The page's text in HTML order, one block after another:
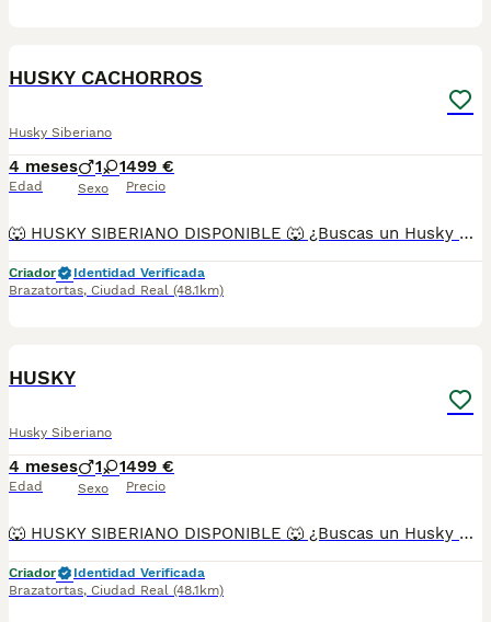
HUSKY CACHORROS
Husky Siberiano
4 meses
Edad
1 1
Sexo
499 €
Precio
🐺 HUSKY SIBERIANO DISPONIBLE 🐺 ¿Buscas un Husky espectacular, equilibrado y criado con todas las garantías? Disponemos de preciosos cachorros Husky Siberiano criados en un entorno familiar, con máxima atención a su salud, socialización y bienestar. ✅ Entrega en toda España ✅ Pago contra reembolso ✅ Microchip implantado ✅ Cartilla sanitaria oficial ✅ Vacunaciones al día según edad ✅ Desparasitaciones internas y externas ✅ Cachorros completamente socializados ✅ Acostumbrados al contacto diario con personas ✅ Iniciados en hábitos de higiene ✅ Padres sanos, equilibrados y de excelente carácter Nuestros cachorros destacan por su belleza, carácter noble y excelente adaptación a la vida familiar. 📞 Información y reservas: 622 680 372 Atención personalizada antes, durante y después de la entrega. ¡Consúltanos sin compromiso!
Criador
Identidad Verificada
Brazatortas, Ciudad Real (48.1km)
HUSKY
Husky Siberiano
4 meses
Edad
1 1
Sexo
499 €
Precio
🐺 HUSKY SIBERIANO DISPONIBLE 🐺 ¿Buscas un Husky espectacular, equilibrado y criado con todas las garantías? Disponemos de preciosos cachorros Husky Siberiano criados en un entorno familiar, con máxima atención a su salud, socialización y bienestar. ✅ Entrega en toda España ✅ Pago contra reembolso ✅ Microchip implantado ✅ Cartilla sanitaria oficial ✅ Vacunaciones al día según edad ✅ Desparasitaciones internas y externas ✅ Cachorros completamente socializados ✅ Acostumbrados al contacto diario con personas ✅ Iniciados en hábitos de higiene ✅ Padres sanos, equilibrados y de excelente carácter Nuestros cachorros destacan por su belleza, carácter noble y excelente adaptación a la vida familiar. 📞 Información y reservas: 622 680 372 ¡Consúltanos sin compromiso!
Criador
Identidad Verificada
Brazatortas, Ciudad Real (48.1km)